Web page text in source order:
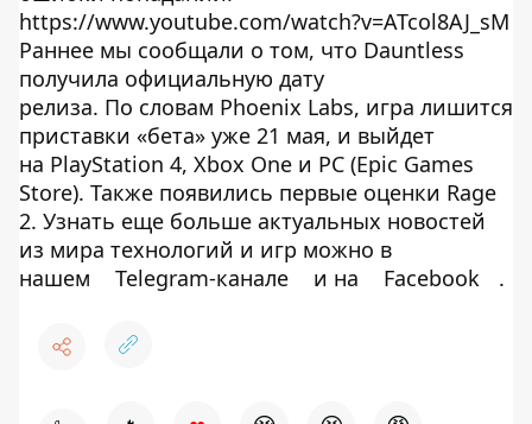
https://www.youtube.com/watch?v=ATcol8AJ_sM
Раннее мы сообщали о том, что Dauntless
получила официальную дату
релиза. По словам Phoenix Labs, игра лишится
приставки «бета» уже 21 мая, и выйдет
на PlayStation 4, Xbox One и PC (Epic Games
Store). Также появились первые оценки Rage
2. Узнать еще больше актуальных новостей
из мира технологий и игр можно в
нашем
Telegram-канале и на Facebook .